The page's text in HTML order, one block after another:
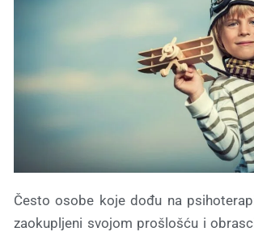
Često osobe koje dođu na
zaokupljeni svojom prošlošću i